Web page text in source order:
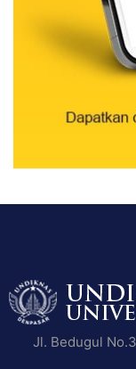
Jl. Bedugul